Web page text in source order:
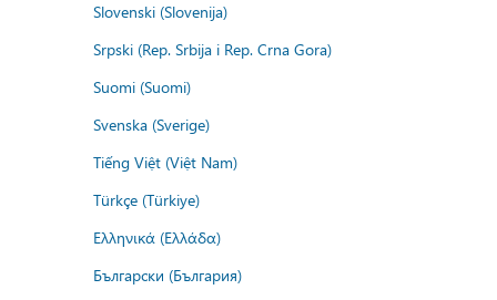
Slovenski (Slovenija)
Srpski (Rep. Srbija i Rep. Crna Gora)
Suomi (Suomi)
Svenska (Sverige)
Tiếng Việt (Việt Nam)
Türkçe (Türkiye)
Ελληνικά (Ελλάδα)
Български (България)